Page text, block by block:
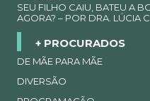
SEU FILHO CAIU, BATEU A
AGORA? – POR DRA. LÚCIA
+ PROCURADOS
DE MÃE PARA MÃE
DIVERSÃO